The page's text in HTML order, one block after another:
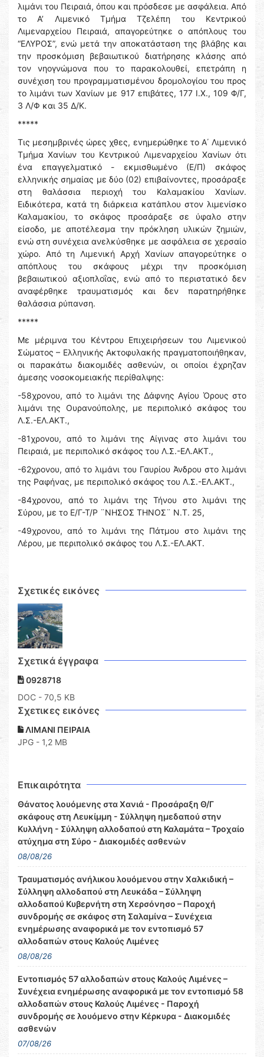
λιμάνι του Πειραιά, όπου και πρόσδεσε με ασφάλεια. Από
το Α’ Λιμενικό Τμήμα Τζελέπη του Κεντρικού
Λιμεναρχείου Πειραιά, απαγορεύτηκε ο απόπλους του
“ΕΛΥΡΟΣ”, ενώ μετά την αποκατάσταση της βλάβης και
την προσκόμιση βεβαιωτικού διατήρησης κλάσης από
τον νηογνώμονα που το παρακολουθεί, επετράπη η
συνέχιση του προγραμματισμένου δρομολογίου του προς
το λιμάνι των Χανίων με 917 επιβάτες, 177 Ι.Χ., 109 Φ/Γ,
3 Λ/Φ και 35 Δ/Κ.
*****
Τις μεσημβρινές ώρες χθες, ενημερώθηκε το Α΄ Λιμενικό
Τμήμα Χανίων του Κεντρικού Λιμεναρχείου Χανίων ότι
ένα επαγγελματικό - εκμισθωμένο (Ε/Π) σκάφος
ελληνικής σημαίας με δύο (02) επιβαίνοντες, προσάραξε
στη θαλάσσια περιοχή του Καλαμακίου Χανίων.
Ειδικότερα, κατά τη διάρκεια κατάπλου στον λιμενίσκο
Καλαμακίου, το σκάφος προσάραξε σε ύφαλο στην
είσοδο, με αποτέλεσμα την πρόκληση υλικών ζημιών,
ενώ στη συνέχεια ανελκύσθηκε με ασφάλεια σε χερσαίο
χώρο. Από τη Λιμενική Αρχή Χανίων απαγορεύτηκε ο
απόπλους του σκάφους μέχρι την προσκόμιση
βεβαιωτικού αξιοπλοΐας, ενώ από το περιστατικό δεν
αναφέρθηκε τραυματισμός και δεν παρατηρήθηκε
θαλάσσια ρύπανση.
*****
Με μέριμνα του Κέντρου Επιχειρήσεων του Λιμενικού
Σώματος – Ελληνικής Ακτοφυλακής πραγματοποιήθηκαν,
οι παρακάτω διακομιδές ασθενών, οι οποίοι έχρηζαν
άμεσης νοσοκομειακής περίθαλψης:
-58χρονου, από το λιμάνι της Δάφνης Αγίου Όρους στο
λιμάνι της Ουρανούπολης, με περιπολικό σκάφος του
Λ.Σ.-ΕΛ.ΑΚΤ.,
-81χρονου, από το λιμάνι της Αίγινας στο λιμάνι του
Πειραιά, με περιπολικό σκάφος του Λ.Σ.-ΕΛ.ΑΚΤ.,
-62χρονου, από το λιμάνι του Γαυρίου Άνδρου στο λιμάνι
της Ραφήνας, με περιπολικό σκάφος του Λ.Σ.-ΕΛ.ΑΚΤ.,
-84χρονου, από το λιμάνι της Τήνου στο λιμάνι της
Σύρου, με το Ε/Γ-Τ/Ρ ¨ΝΗΣΟΣ ΤΗΝΟΣ¨ Ν.Τ. 25,
-49χρονου, από το λιμάνι της Πάτμου στο λιμάνι της
Λέρου, με περιπολικό σκάφος του Λ.Σ.-ΕΛ.ΑΚΤ.
Σχετικές εικόνες
Σχετικά έγγραφα
0928718
DOC - 70,5 KB
Σχετικες εικόνες
ΛΙΜΑΝΙ ΠΕΙΡΑΙΑ
JPG - 1,2 MB
Επικαιρότητα
Θάνατος λουόμενης στα Χανιά - Προσάραξη Θ/Γ
σκάφους στη Λευκίμμη - Σύλληψη ημεδαπού στην
Κυλλήνη - Σύλληψη αλλοδαπού στη Καλαμάτα – Τροχαίο
ατύχημα στη Σύρο - Διακομιδές ασθενών
08/08/26
Τραυματισμός ανήλικου λουόμενου στην Χαλκιδική –
Σύλληψη αλλοδαπού στη Λευκάδα – Σύλληψη
αλλοδαπού Κυβερνήτη στη Χερσόνησο – Παροχή
συνδρομής σε σκάφος στη Σαλαμίνα – Συνέχεια
ενημέρωσης αναφορικά με τον εντοπισμό 57
αλλοδαπών στους Καλούς Λιμένες
08/08/26
Εντοπισμός 57 αλλοδαπών στους Καλούς Λιμένες –
Συνέχεια ενημέρωσης αναφορικά με τον εντοπισμό 58
αλλοδαπών στους Καλούς Λιμένες - Παροχή
συνδρομής σε λουόμενο στην Κέρκυρα - Διακομιδές
ασθενών
07/08/26